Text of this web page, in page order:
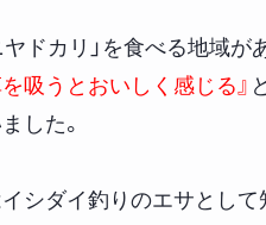
ヤドカリ」を食べる地域が
吸うとおいしく感じる』
した。
シダイ釣りのエサとし